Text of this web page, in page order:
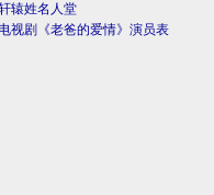
辕姓名人堂
视剧《老爸的爱情》演员表